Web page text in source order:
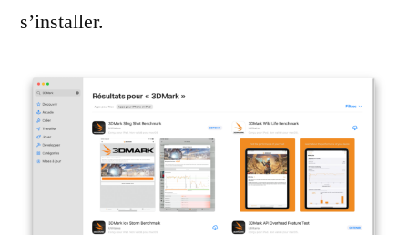
s’installer.